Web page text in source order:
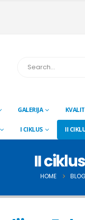
GALERIJA
I CIKLUS II
II
HOME